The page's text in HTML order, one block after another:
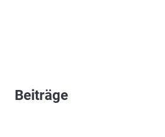
Beiträge